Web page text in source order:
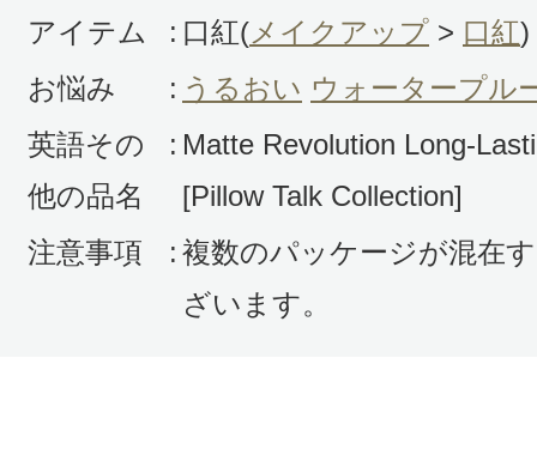
アイテム : 口紅(メイクアップ > 口紅)
お悩み
: うるおい ウォータープル
英語その
他の品名
: Matte Revolution Long-
[Pillow Talk Collection]
注意事項
: 複数のパッケージが混在
ざいます。